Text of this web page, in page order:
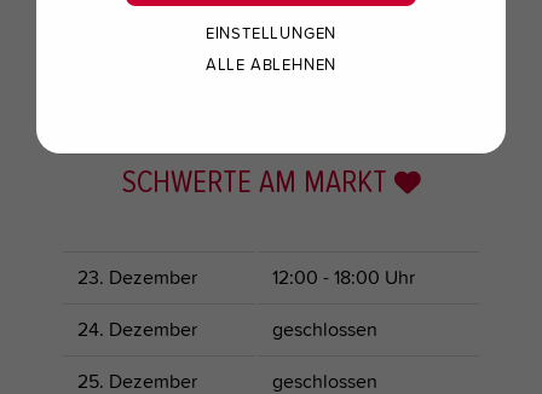
EINSTELLUNGEN
ALLE ABLEHNEN
SCHWERTE AM MARKT
23. Dezember 12:00 - 18:00 Uhr
24. Dezember geschlossen
25. Dezember geschlossen